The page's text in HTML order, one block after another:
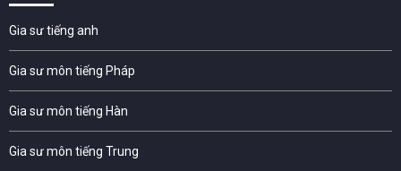
Gia sư tiếng anh
Gia sư môn tiếng Pháp
Gia sư môn tiếng Hàn
Gia sư môn tiếng Trung